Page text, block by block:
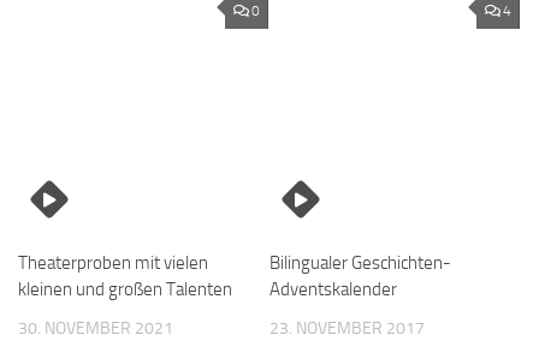
0
Theaterproben mit vielen
kleinen und großen Talenten
30. NOVEMBER 2021
4
Bilingualer Geschichten-
Adventskalender
23. NOVEMBER 2017